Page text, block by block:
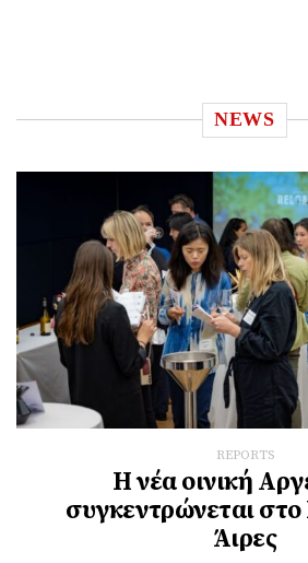
NEWS
REPORTS
Η νέα οινική
συγκεντρώνεται
Άιρες